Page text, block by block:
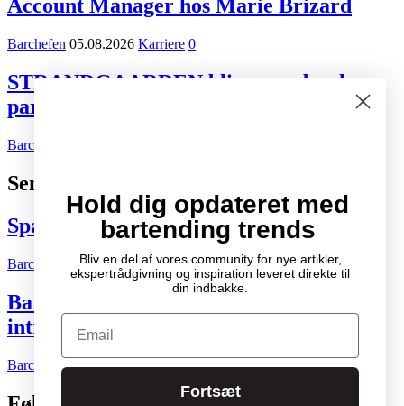
Account Manager hos Marie Brizard
Barchefen 05.08.2026 Karriere 0
STRANDGAARDEN bliver ny dansk
partner for Tiger Beer og Desperados
Barchefen
Seneste indlæg
Spændende cocktail- og drinksbøger
Barchefen 04.10.2007 Litteratur 2
Bartenderens grundbog – Den ultimative
introduktion til cocktailkunsten
Barchefen 04.05.2015Litteratur 0
Hold dig opdateret med
bartending trends
Bliv en del af vores community for nye artikler,
ekspertrådgivning og inspiration leveret direkte til
din indbakke.
Email
Fortsæt